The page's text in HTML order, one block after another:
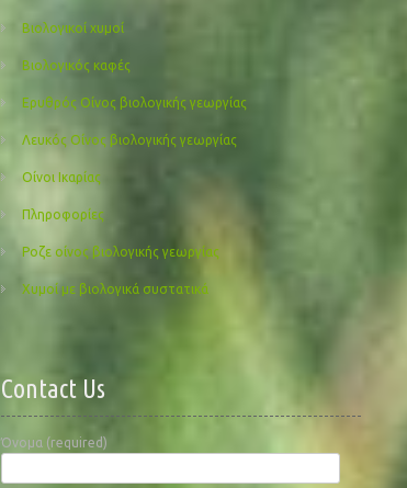
Βιολογικοί χυμοί
Βιολογικός καφές
Ερυθρός Οίνος βιολογικής γεωργίας
Λευκός Οίνος βιολογικής γεωργίας
Οίνοι Ικαρίας
Πληροφορίες
Ροζε οίνος βιολογικής γεωργίας
Χυμοί με βιολογικά συστατικά
Contact Us
Όνομα (required)